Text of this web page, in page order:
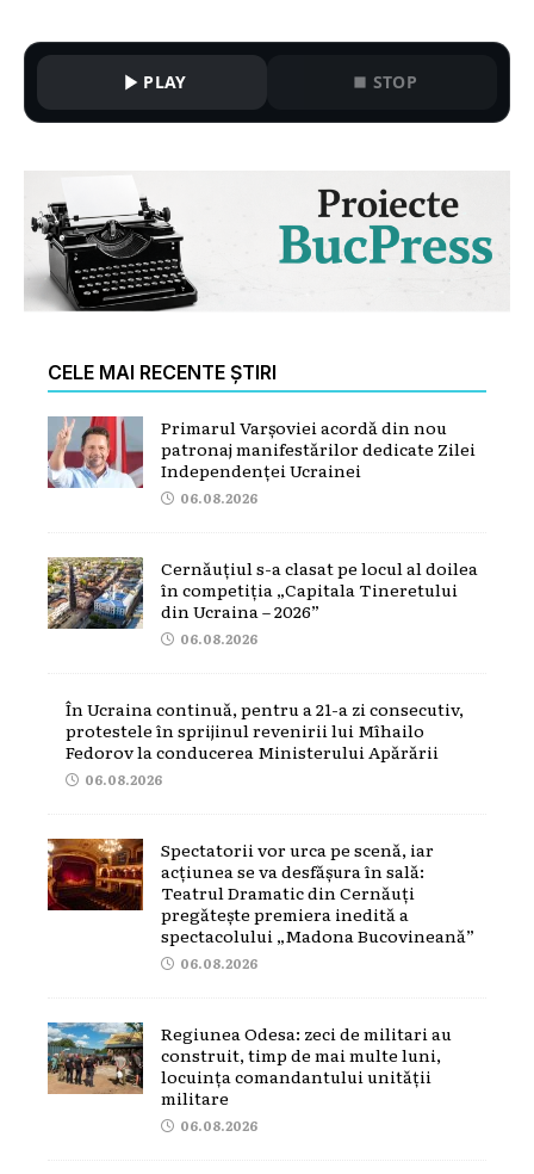
PLAY STOP
CELE MAI RECENTE ȘTIRI
Primarul Varșoviei acordă din nou
patronaj manifestărilor dedicate Zilei
Independenței Ucrainei
06.08.2026
Cernăuțiul s-a clasat pe locul al doilea
în competiția „Capitala Tineretului
din Ucraina – 2026”
06.08.2026
În Ucraina continuă, pentru a 21-a zi consecutiv,
protestele în sprijinul revenirii lui Mîhailo
Fedorov la conducerea Ministerului Apărării
06.08.2026
Spectatorii vor urca pe scenă, iar
acțiunea se va desfășura în sală:
Teatrul Dramatic din Cernăuți
pregătește premiera inedită a
spectacolului „Madona Bucovineană”
06.08.2026
Regiunea Odesa: zeci de militari au
construit, timp de mai multe luni,
locuința comandantului unității
militare
06.08.2026